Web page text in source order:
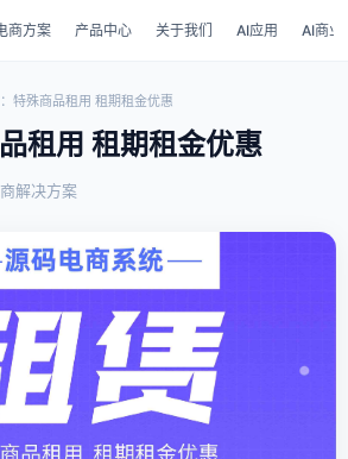
商方案 产品中心 关于我们 AI应用 AI商业
特殊商品租用 租期租金优惠
租用 租期租金优惠
解决方案